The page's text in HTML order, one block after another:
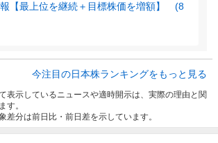
【最上位を継続＋目標株価を増額】 (8
今注目の日本株ランキングをもっと見る
表示しているニュースや適時開示は、実際の理由と関
す。
差分は前日比・前日差を示しています。